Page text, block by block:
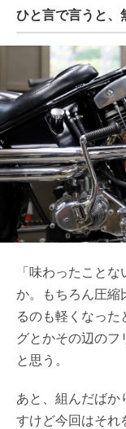
ひと言で言うと、
「味わったこと
か。もちろん圧縮
るのも軽くなった
グとかその辺のフ
と思う。
あと、組んだばか
すけど今回はそれ